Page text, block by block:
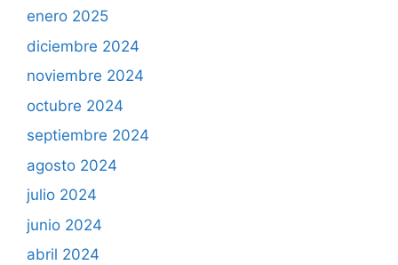
enero 2025
diciembre 2024
noviembre 2024
octubre 2024
septiembre 2024
agosto 2024
julio 2024
junio 2024
abril 2024